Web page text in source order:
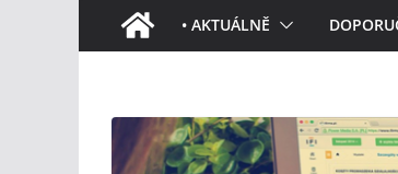
Informace o obcích
mobilní aplikaci
• AKTUÁLNĚ